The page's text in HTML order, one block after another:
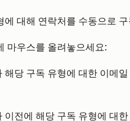
에 대해 연락처를 수동으로
마우스를 올려놓으세요:
해당 구독 유형에 대한 이메
이전에 해당 구독 유형에 대